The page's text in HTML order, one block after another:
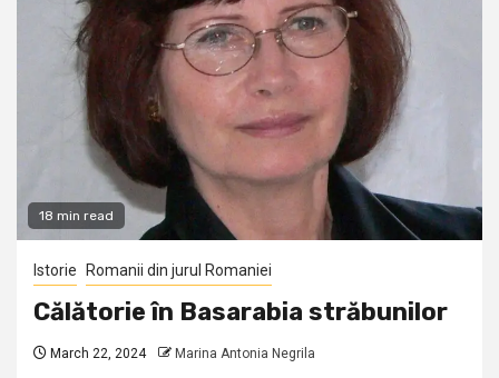
18 min read
Istorie Romanii din jurul Romaniei
Călătorie în Basarabia străbunilor
March 22, 2024 Marina Antonia Negrila